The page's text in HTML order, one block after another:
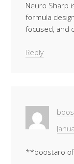
Neuro Sharp
formula
focused, and
Reply
**boostaro